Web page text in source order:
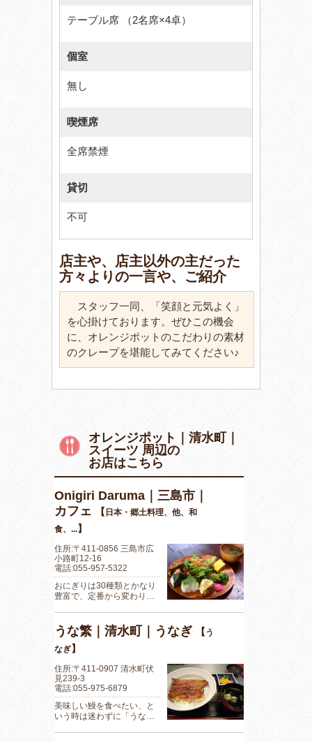
テーブル席 （2名席×4卓）
個室
無し
喫煙席
全席禁煙
貸切
不可
店主や、店主以外の主だった
方々よりの一言や、ご紹介
スタッフ一同、「笑顔と元気よく」
を心掛けております。ぜひこの機会
に、オレンジポットのこだわりの素材
のクレープを堪能してみてください♪
オレンジポット｜清水町｜
スイーツ 周辺の
お店はこちら
Onigiri Daruma｜三島市｜
カフェ
【 日本・郷土料理、他、和
食、...】
住所:〒411-0856 三島市広
小路町12-16
電話:055-957-5322
おにぎりは30種類とかなり
豊富で、定番から変わり…
うな繁｜清水町｜うなぎ 【 う
なぎ】
住所:〒411-0907 清水町伏
見239-3
電話:055-975-6879
美味しい鰻を食べたい、と
いう時は迷わずに「うな…